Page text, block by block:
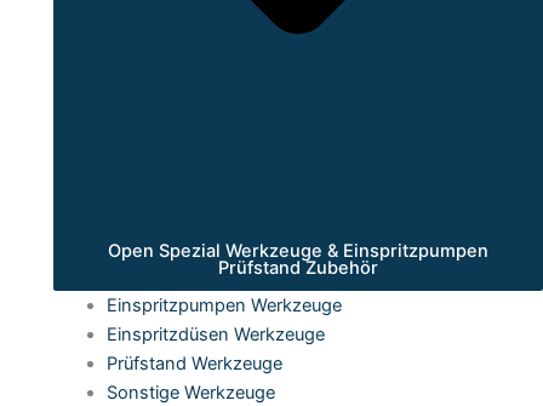
Open Spezial Werkzeuge & Einspritzpumpen
Prüfstand Zubehör
Einspritzpumpen Werkzeuge
Einspritzdüsen Werkzeuge
Prüfstand Werkzeuge
Sonstige Werkzeuge